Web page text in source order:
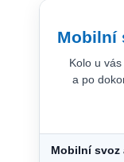
Mobilní
Kolo u
a po
Mobilní svoz